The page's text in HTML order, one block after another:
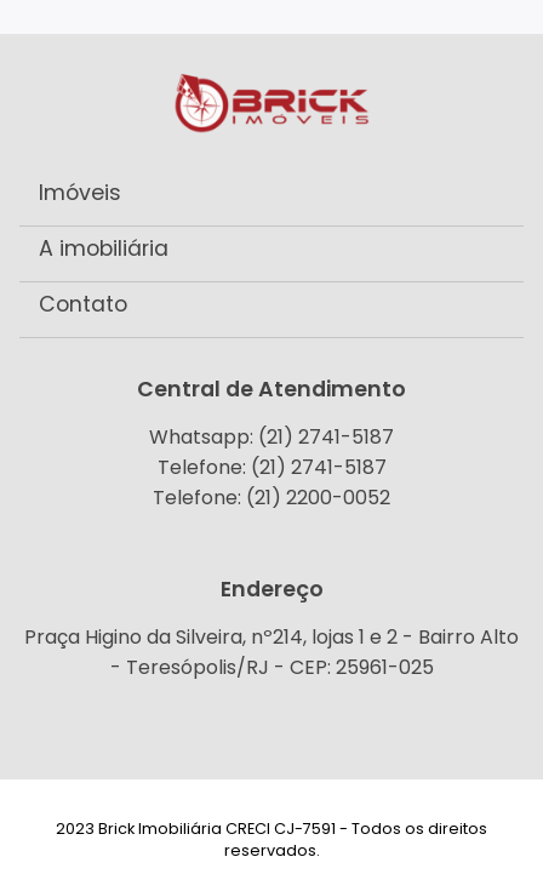
Imóveis
A imobiliária
Contato
Central de Atendimento
Whatsapp: (21) 2741-5187
Telefone: (21) 2741-5187
Telefone: (21) 2200-0052
Endereço
Praça Higino da Silveira, nº214, lojas 1 e 2 - Bairro Alto
- Teresópolis/RJ - CEP: 25961-025
2023 Brick Imobiliária CRECI CJ-7591 - Todos os direitos
reservados.